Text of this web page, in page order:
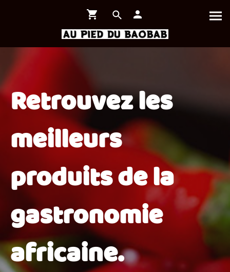
Retrouvez les
meilleurs
produits de la
gastronomie
africaine.